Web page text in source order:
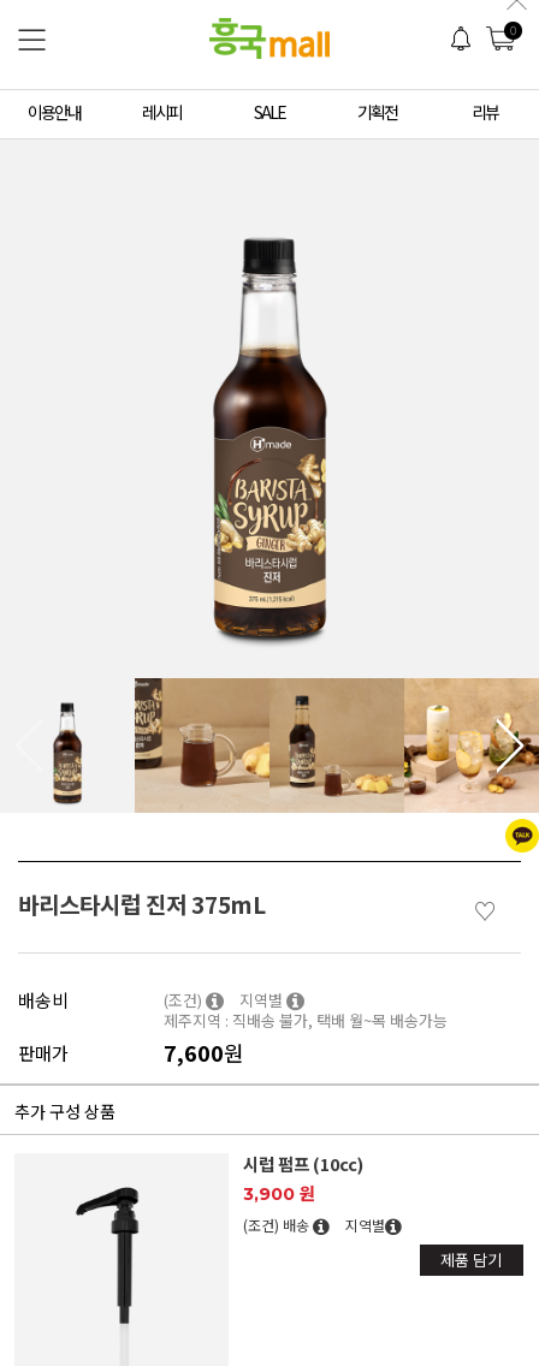
0
이용안내 레시피 SALE 기획전 리뷰
바리스타시럽 진저 375mL ♡
배송비 (조건)
지역별
제주지역 : 직배송 불가, 택배 월~목 배송가능
판매가 7,600원
추가 구성 상품
시럽 펌프 (10cc)
3,900 원
(조건) 배송 지역별
제품 담기